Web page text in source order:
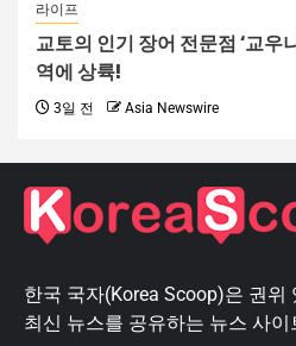
라이프
교토의 인기 장어 전문점 ‘교우
역에 상륙!
3일 전 Asia Newswire
한국 국자(Korea Scoop)은 권위
최신 뉴스를 공유하는 뉴스 사이